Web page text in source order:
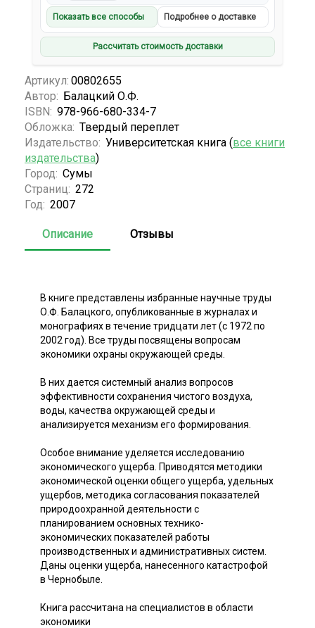
Показать все способы Подробнее о доставке
Рассчитать стоимость доставки
Артикул: 00802655
Автор: Балацкий О.Ф.
ISBN: 978-966-680-334-7
Обложка: Твердый переплет
Издательство: Университетская книга (все книги
издательства)
Город: Сумы
Страниц: 272
Год: 2007
Описание Отзывы
В книге представлены избранные научные труды
О.Ф. Балацкого, опубликованные в журналах и
монографиях в течение тридцати лет (с 1972 по
2002 год). Все труды посвящены вопросам
экономики охраны окружающей среды.
В них дается системный анализ вопросов
эффективности сохранения чистого воздуха,
воды, качества окружающей среды и
анализируется механизм его формирования.
Особое внимание уделяется исследованию
экономического ущерба. Приводятся методики
экономической оценки общего ущерба, удельных
ущербов, методика согласования показателей
природоохранной деятельности с
планированием основных технико-
экономических показателей работы
производственных и административных систем.
Даны оценки ущерба, нанесенного катастрофой
в Чернобыле.
Книга рассчитана на специалистов в области
экономики